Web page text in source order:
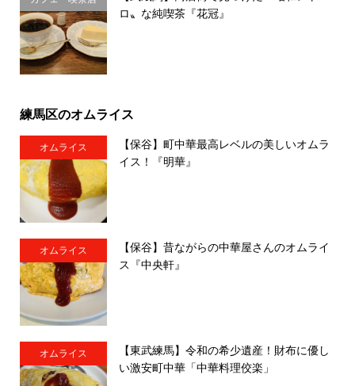
ロ〟な純喫茶『花冠』
練馬区のオムライス
オムライス
【保谷】町中華最高レベルの美しいオムラ
イス！『明華』
オムライス
【保谷】昔ながらの中華屋さんのオムライ
ス『中央軒』
オムライス
【東武練馬】令和の希少遺産！財布に優し
い激安町中華「中華料理佼楽」